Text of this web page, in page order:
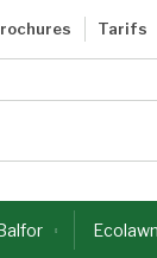
Tarifs
Ecolawn